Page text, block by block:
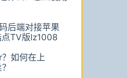
后端对接苹果
TV版lz1008
如何在上